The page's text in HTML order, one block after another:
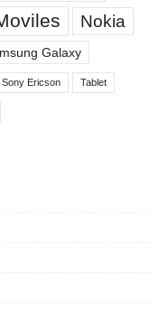
Nokia
Galaxy
Sony Ericson Tablet